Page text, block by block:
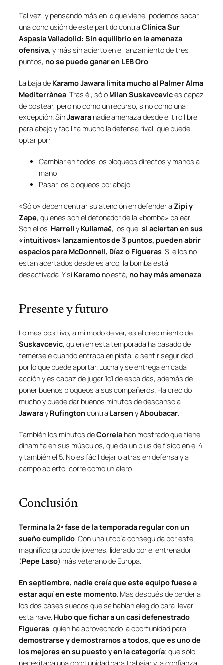
Tal vez, y pensando más en lo que viene, podemos sacar
una conclusión de este partido contra Clínica Sur
Aspasia Valladolid: Sin equilibrio en la amenaza
ofensiva, y más sin acierto en el lanzamiento de tres
puntos, no se puede ganar en LEB Oro.
La baja de Karamo Jawara limita mucho al Palmer Alma
Mediterrànea. Tras él, sólo Milan Suskavcevices capaz
de postear, pero no como un recurso, sino como una
excepción. SinJawara nadie amenaza desde el tiro libre
para abajo y facilita mucho la defensa rival, que puede
optar por:
Cambiar en todos los bloqueos directos y manos a
mano
Pasar los bloqueos por abajo
«Sólo» deben centrar su atención en defender a Zipi y
Zape, quienes son el detonador de la «bomba» balear.
Son ellos. Harrell y Kullamaë, los que, si aciertan en sus
«intuitivos» lanzamientos de 3 puntos, pueden abrir
espacios para McDonnell, Díaz o Figueras. Si ellos no
están acertados desde es arco, la bomba está
desactivada. Y si Karamo no está, no hay más amenaza.
Presente y futuro
Lo más positivo, a mi modo de ver, es el crecimiento de
Suskavcevic, quien en esta temporada ha pasado de
temérsele cuando entraba en pista, a sentir seguridad
por lo que puede aportar. Lucha y se entrega en cada
acción y es capaz de jugar 1c1 de espaldas, además de
poner buenos bloqueos a sus compañeros. Ha crecido
mucho y puede dar buenos minutos de descanso a
Jawaray Rufingtoncontra LarsenyAboubacar.
También los minutos deCorreia han mostrado que tiene
dinamita en sus músculos, que da un plus de físico en el 4
y también el 5. No es fácil dejarlo atrás en defensa y a
campo abierto, corre como un alero.
Conclusión
Termina la 2ª fase de la temporada regular con un
sueño cumplido. Con una utopía conseguida por este
magnífico grupo de jóvenes, liderado por el entrenador
(Pepe Laso) más veterano de Europa.
En septiembre, nadie creía que este equipo fuese a
estar aquí en este momento. Más después de perder a
los dos bases suecos que se habían elegido para llevar
esta nave. Hubo que fichar a un casi defenestrado
Figueras, quien ha aprovechado la oportunidad para
demostrarse y demostrarnos a todos, que es uno de
los mejores en su puesto y en la categoría; que sólo
necesitaba una oportunidad para trabajar y la confianza